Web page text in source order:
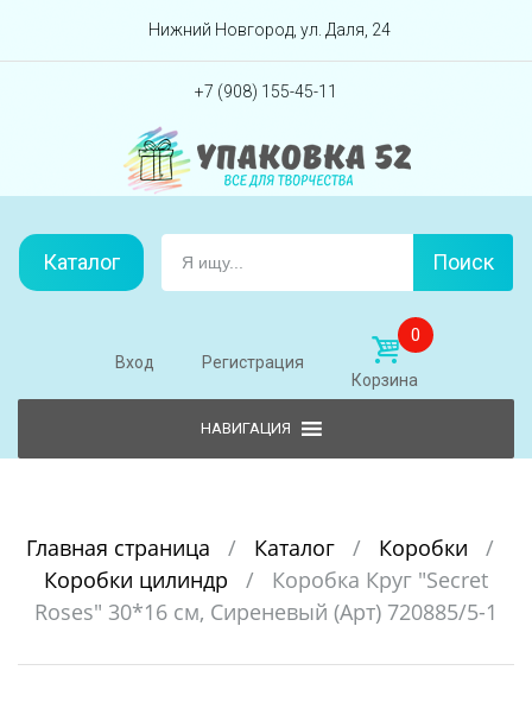
Перейти вниз
Нижний Новгород, ул. Даля, 24
+7 (908) 155-45-11
Каталог Поиск
Вход Регистрация
0
Корзина
Главная страница / Каталог / Коробки
/
Коробки цилиндр
/
Коробка Круг "Secret
Roses" 30*16 см, Сиреневый (Арт) 720885/5-1